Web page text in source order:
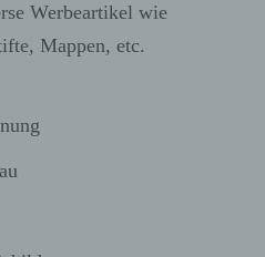
Werbeartikel wie
Mappen, etc.